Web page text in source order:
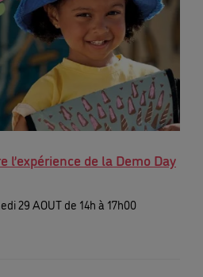
l’expérience de la Demo Day
29 AOUT de 14h à 17h00